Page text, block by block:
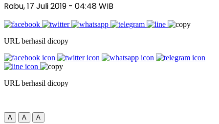
Rabu, 17 Juli 2019 - 04:48 WIB
URL berhasil dicopy
URL berhasil dicopy
A A A